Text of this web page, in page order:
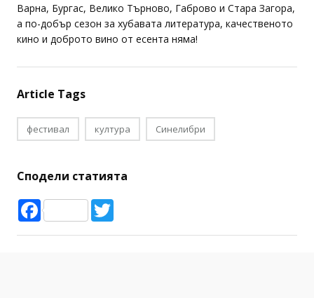
Варна, Бургас, Велико Търново, Габрово и Стара Загора,
а по-добър сезон за хубавата литература, качественото
кино и доброто вино от есента няма!
Article Tags
фестивал култура Синелибри
Сподели статията
Facebook